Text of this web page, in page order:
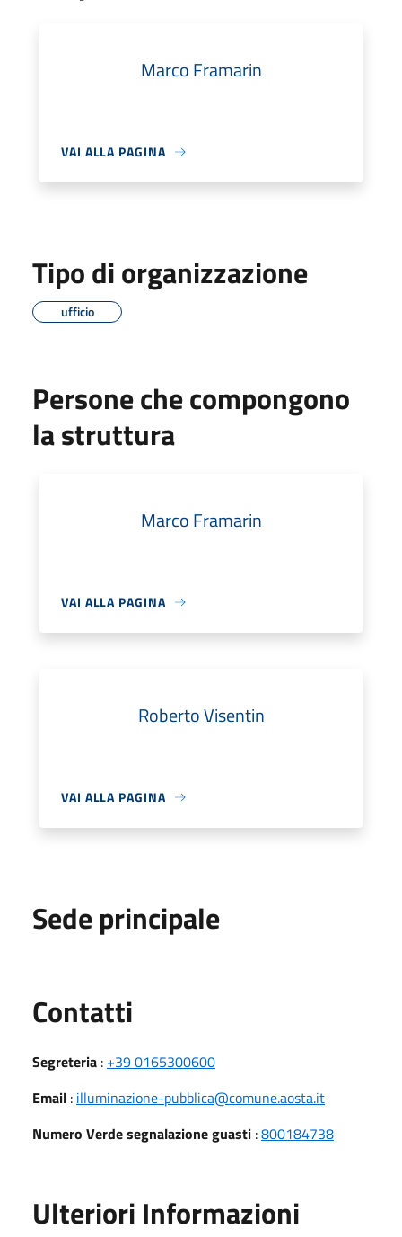
Marco Framarin
VAI ALLA PAGINA
Tipo di organizzazione
ufficio
Persone che compongono
la struttura
Marco Framarin
VAI ALLA PAGINA
Roberto Visentin
VAI ALLA PAGINA
Sede principale
Contatti
Segreteria : +39 0165300600
Email : illuminazione-pubblica@comune.aosta.it
Numero Verde segnalazione guasti :800184738
Ulteriori Informazioni